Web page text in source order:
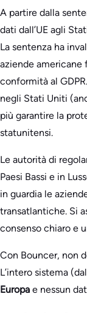
A partire dalla
dati dall’UE agli
La sentenza ha
aziende americane
conformità al
negli Stati Uniti
più garantire la
statunitensi.
Le autorità di
Paesi Bassi e in
in guardia le
transatlantiche. Si
consenso chiaro e
Con Bouncer, non
L’intero sistema
Europa e nessun